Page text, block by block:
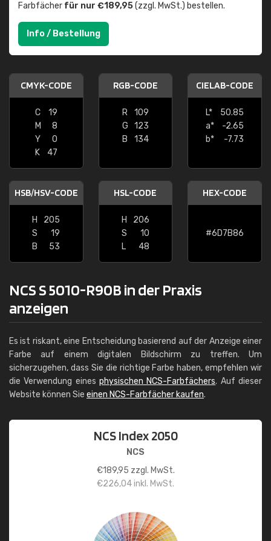
Farbfächer für nur €189,95(zzgl. MwSt.) bestellen.
Info / Bestellung
CMYK-CODE
C
19
M
8
Y
0
K
47
RGB-CODE
R
109
G
123
B
134
CIELAB-CODE
L*
50.85
a*
-2.65
b*
-7.73
HSB/HSV-CODE
H
205
S
19
B
53
HSL-CODE
H
206
S
10
L
48
HEX-CODE
#6D7B86
NCS S 5010-R90B in der Praxis
anzeigen
Es ist riskant, eine Entscheidung basierend auf der Anzeige einer
Farbe auf einem digitalen Bildschirm zu treffen. Um
sicherzugehen, dass Sie die richtige Farbe haben, empfehlen wir
die Verwendung eines physischen NCS-Farbfächers. Auf dieser
Website können Sie einen NCS-Farbfächer kaufen.
NCS Index 2050
NCS
€189,95 zzgl. MwSt.
€226,04inkl. MwSt.